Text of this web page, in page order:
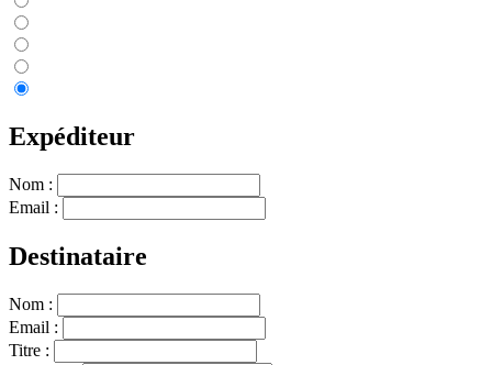
Expéditeur
Nom :
Email :
Destinataire
Nom :
Email :
Titre :